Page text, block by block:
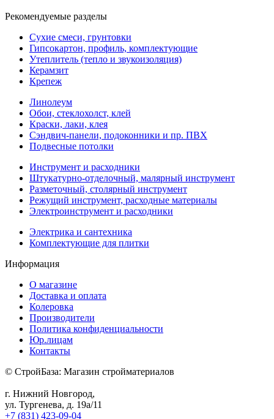
Рекомендуемые разделы
Сухие смеси, грунтовки
Гипсокартон, профиль, комплектующие
Утеплитель (тепло и звукоизоляция)
Керамзит
Крепеж
Линолеум
Обои, стеклохолст, клей
Краски, лаки, клея
Сэндвич-панели, подоконники и пр. ПВХ
Подвесные потолки
Инструмент и расходники
Штукатурно-отделочный, малярный инструмент
Разметочный, столярный инструмент
Режущий инструмент, расходные материалы
Электроинструмент и расходники
Электрика и сантехника
Комплектующие для плитки
Информация
О магазине
Доставка и оплата
Колеровка
Производители
Политика конфиденциальности
Юр.лицам
Контакты
© СтройБаза: Магазин стройматериалов
г. Нижний Новгород,
ул. Тургенева, д. 19а/11
+7 (831) 423-09-04